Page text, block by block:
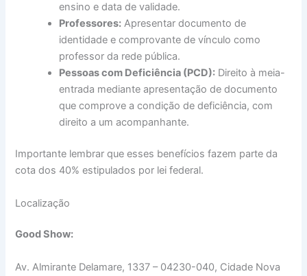
ensino e data de validade.
Professores: Apresentar documento de
identidade e comprovante de vínculo como
professor da rede pública.
Pessoas com Deficiência (PCD): Direito à meia-
entrada mediante apresentação de documento
que comprove a condição de deficiência, com
direito a um acompanhante.
Importante lembrar que esses benefícios fazem parte da
cota dos 40% estipulados por lei federal.
Localização
Good Show:
Av. Almirante Delamare, 1337 – 04230-040, Cidade Nova